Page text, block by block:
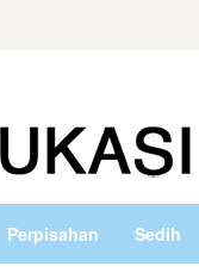
Perpisahan Sedih